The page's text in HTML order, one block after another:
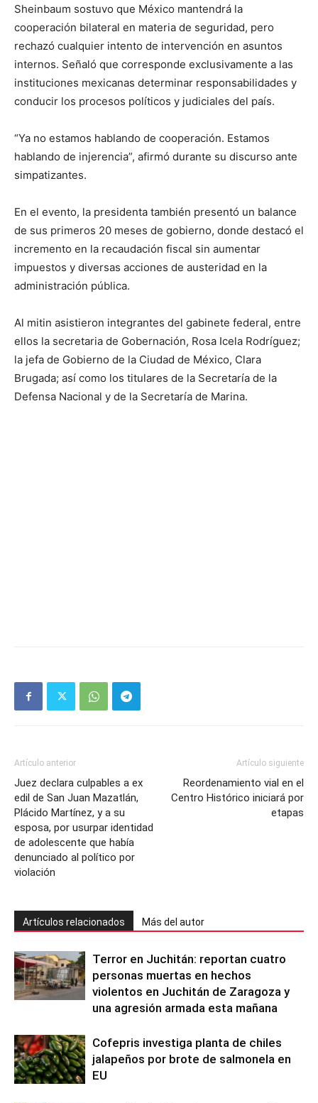
Sheinbaum sostuvo que México mantendrá la
cooperación bilateral en materia de seguridad, pero
rechazó cualquier intento de intervención en asuntos
internos. Señaló que corresponde exclusivamente a las
instituciones mexicanas determinar responsabilidades y
conducir los procesos políticos y judiciales del país.
“Ya no estamos hablando de cooperación. Estamos
hablando de injerencia”, afirmó durante su discurso ante
simpatizantes.
En el evento, la presidenta también presentó un balance
de sus primeros 20 meses de gobierno, donde destacó el
incremento en la recaudación fiscal sin aumentar
impuestos y diversas acciones de austeridad en la
administración pública.
Al mitin asistieron integrantes del gabinete federal, entre
ellos la secretaria de Gobernación, Rosa Icela Rodríguez;
la jefa de Gobierno de la Ciudad de México, Clara
Brugada; así como los titulares de la Secretaría de la
Defensa Nacional y de la Secretaría de Marina.
Artículo anterior
Juez declara culpables a ex
edil de San Juan Mazatlán,
Plácido Martínez, y a su
esposa, por usurpar identidad
de adolescente que había
denunciado al político por
violación
Artículo siguiente
Reordenamiento vial en el
Centro Histórico iniciará por
etapas
Artículos relacionados Más del autor
Terror en Juchitán: reportan cuatro
personas muertas en hechos
violentos en Juchitán de Zaragoza y
una agresión armada esta mañana
Cofepris investiga planta de chiles
jalapeños por brote de salmonela en
EU